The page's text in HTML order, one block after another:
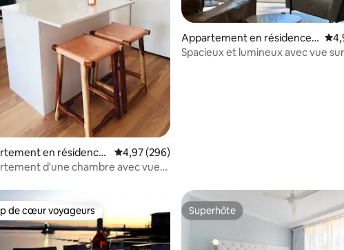
sur la base de 107 commentaires : 4,94 sur 5
en résidence
Évaluation moyenne sur la base de 296
4,97 (296)
d'une chambre avec vue
Appartement en résidence ⋅
Noosa Heads
Spacieux et lumineux avec vue
de cœur voyageurs
de cœur voyageurs Superhôte
Superhôte